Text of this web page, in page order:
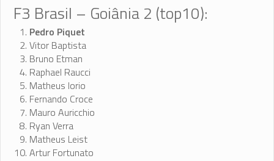
F3 Brasil – Goiânia 2 (top10):
Pedro Piquet
Vitor Baptista
Bruno Etman
Raphael Raucci
Matheus Iorio
Fernando Croce
Mauro Auricchio
Ryan Verra
Matheus Leist
Artur Fortunato